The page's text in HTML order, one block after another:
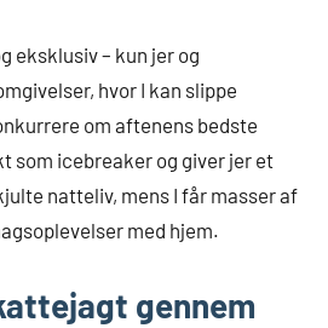
eksklusiv – kun jer og
hvor I kan slippe
om aftenens bedste
som icebreaker og giver jer et
natteliv, mens I får masser af
med hjem.
gennem